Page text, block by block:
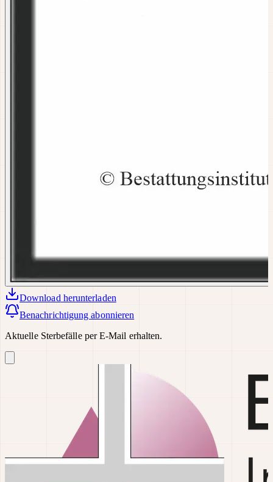
Download herunterladen
Benachrichtigung abonnieren
Aktuelle Sterbefälle per E-Mail erhalten.